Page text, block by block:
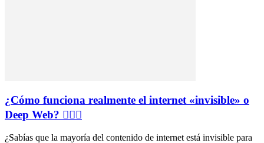
¿Cómo funciona realmente el internet «invisible» o
Deep Web? 🕵️‍♂️🌐
¿Sabías que la mayoría del contenido de internet está invisible para